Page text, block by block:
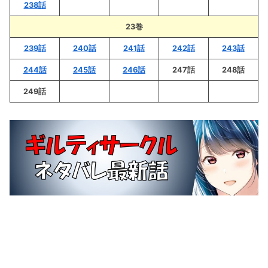
238話
23巻
239話 240話 241話 242話 243話
244話 245話 246話 247話 248話
249話